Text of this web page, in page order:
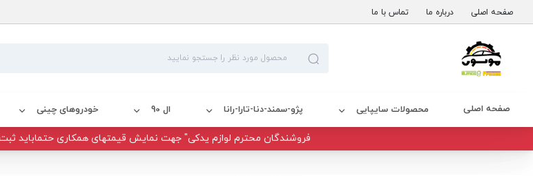
صفحه اصلی درباره ما تماس با ما
صفحه اصلی محصولات سایپایی پژو-سمند-دنا-تارا-رانا ال 90 خودروهای چینی
فروشندگان محترم لوازم یدکی" جهت نمایش قیمتهای همکاری حتماباید